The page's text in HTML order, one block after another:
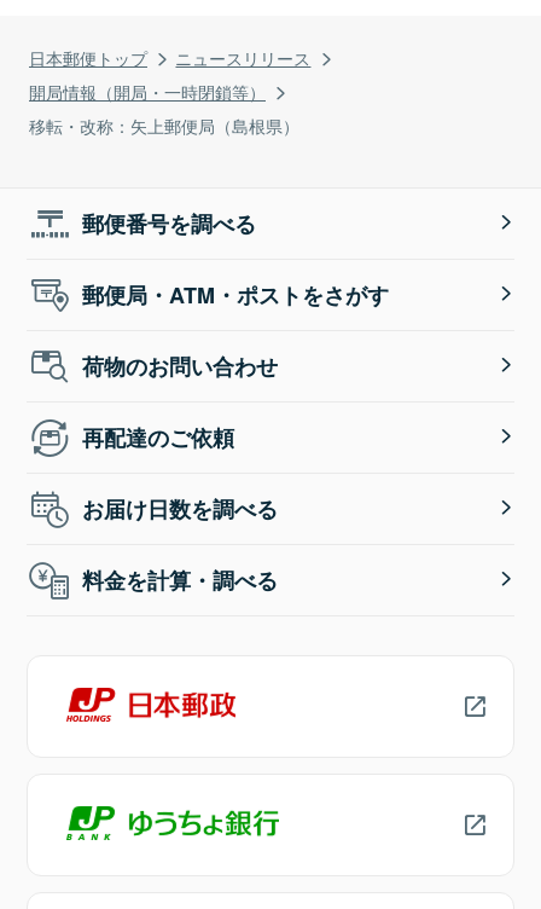
日本郵便トップ
ニュースリリース
開局情報（開局・一時閉鎖等）
移転・改称：矢上郵便局（島根県）
郵便番号を調べる
郵便局・ATM・ポストをさがす
荷物のお問い合わせ
再配達のご依頼
お届け日数を調べる
料金を計算・調べる